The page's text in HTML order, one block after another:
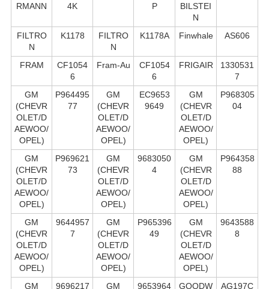
RMANN
4K
P
BILSTEI
N
FILTRO
N
K1178
FILTRO
N
K1178A Finwhale AS606
FRAM
CF1054
6
Fram-Au
CF1054
6
FRIGAIR
1330531
7
GM
(CHEVR
OLET/D
AEWOO/
OPEL)
P964495
77
GM
(CHEVR
OLET/D
AEWOO/
OPEL)
EC9653
9649
GM
(CHEVR
OLET/D
AEWOO/
OPEL)
P968305
04
GM
(CHEVR
OLET/D
AEWOO/
OPEL)
P969621
73
GM
(CHEVR
OLET/D
AEWOO/
OPEL)
9683050
4
GM
(CHEVR
OLET/D
AEWOO/
OPEL)
P964358
88
GM
(CHEVR
OLET/D
AEWOO/
OPEL)
9644957
7
GM
(CHEVR
OLET/D
AEWOO/
OPEL)
P965396
49
GM
(CHEVR
OLET/D
AEWOO/
OPEL)
9643588
8
GM 9696217 GM 9653964 GOODW AG197C